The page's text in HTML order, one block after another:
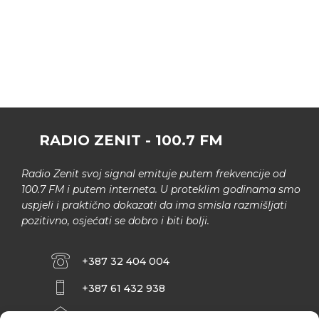
RADIO ZENIT - 100.7 FM
Radio Zenit svoj signal emituje putem frekvencije od
100.7 FM i putem interneta. U proteklim godinama smo
uspjeli i praktično dokazati da ima smisla razmišljati
pozitivno, osjećati se dobro i biti bolji.
+387 32 404 004
+387 61 432 938
INFO@ZENIT.BA